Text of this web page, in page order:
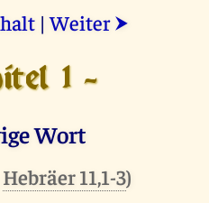
|Weiter ⮞
1 -
Wort
Hebräer 11,1-3)